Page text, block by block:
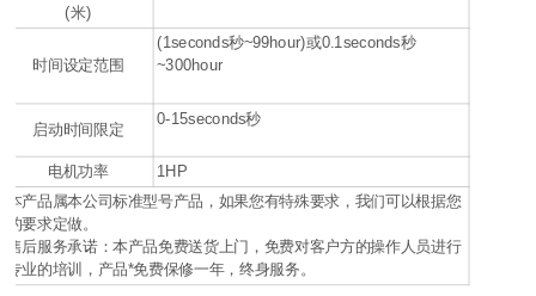
(米)
时间设定范围
(1seconds秒~99hour)或0.1seconds秒
~300hour
启动时间限定
0-15seconds秒
电机功率
1HP
本产品属本公司标准型号产品，如果您有特殊要求，我们可以根据您
的要求定做。
售后服务承诺：本产品免费送货上门，免费对客户方的操作人员进行
专业的培训，产品*免费保修一年，终身服务。